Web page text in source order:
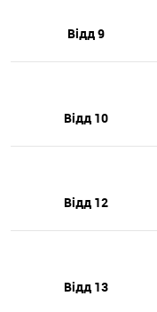
Відд 9
Відд 10
Відд 12
Відд 13